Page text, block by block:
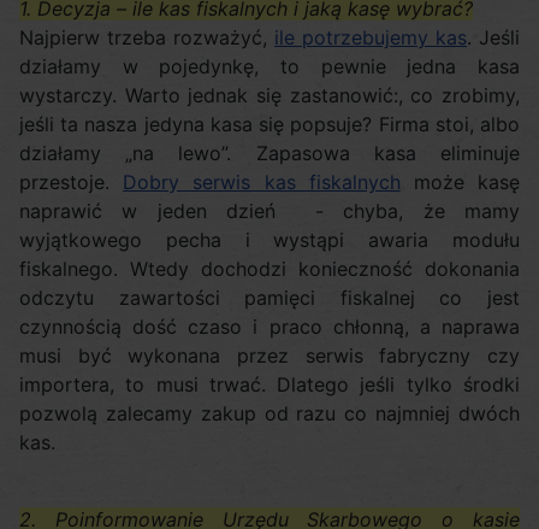
1. Decyzja – ile kas fiskalnych i jaką kasę wybrać?
Najpierw trzeba rozważyć, ile potrzebujemy kas. Jeśli
działamy w pojedynkę, to pewnie jedna kasa
wystarczy. Warto jednak się zastanowić:, co zrobimy,
jeśli ta nasza jedyna kasa się popsuje? Firma stoi, albo
działamy „na lewo”. Zapasowa kasa eliminuje
przestoje. Dobry serwis kas fiskalnych może kasę
naprawić w jeden dzień - chyba, że mamy
wyjątkowego pecha i wystąpi awaria modułu
fiskalnego. Wtedy dochodzi konieczność dokonania
odczytu zawartości pamięci fiskalnej co jest
czynnością dość czaso i praco chłonną, a naprawa
musi być wykonana przez serwis fabryczny czy
importera, to musi trwać. Dlatego jeśli tylko środki
pozwolą zalecamy zakup od razu co najmniej dwóch
kas.
2. Poinformowanie Urzędu Skarbowego o kasie